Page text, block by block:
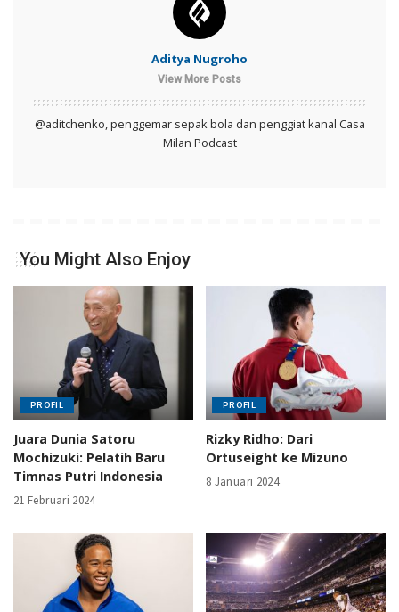
Aditya Nugroho
View More Posts
@aditchenko, penggemar sepak bola dan penggiat kanal Casa
Milan Podcast
You Might Also Enjoy
PROFIL
Juara Dunia Satoru
Mochizuki: Pelatih Baru
Timnas Putri Indonesia
21 Februari 2024
PROFIL
Rizky Ridho: Dari
Ortuseight ke Mizuno
8 Januari 2024